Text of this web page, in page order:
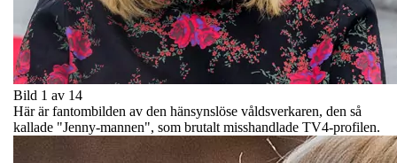
Bild 1 av 14
Här är fantombilden av den hänsynslöse våldsverkaren, den så
kallade "Jenny-mannen", som brutalt misshandlade TV4-profilen.